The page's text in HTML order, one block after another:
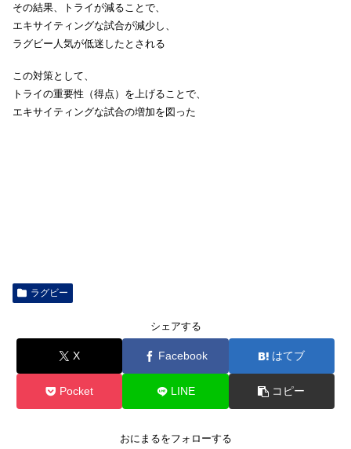
その結果、トライが減ることで、
エキサイティングな試合が減少し、
ラグビー人気が低迷したとされる
この対策として、
トライの重要性（得点）を上げることで、
エキサイティングな試合の増加を図った
ラグビー
シェアする
X Facebook はてブ
Pocket LINE コピー
おにまるをフォローする